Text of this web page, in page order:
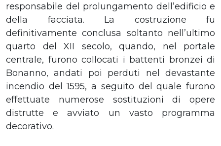
responsabile del prolungamento dell’edificio e
della facciata. La costruzione fu
definitivamente conclusa soltanto nell’ultimo
quarto del XII secolo, quando, nel portale
centrale, furono collocati i battenti bronzei di
Bonanno, andati poi perduti nel devastante
incendio del 1595, a seguito del quale furono
effettuate numerose sostituzioni di opere
distrutte e avviato un vasto programma
decorativo.